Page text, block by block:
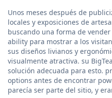
Unos meses después de
locales y exposiciones de
buscando una forma de
ability para mostrar a los
sus diseños livianos y
visualmente atractiva. su
solución adecuada para esto.
options antes de encontrar
parecía ser parte del sitio, y